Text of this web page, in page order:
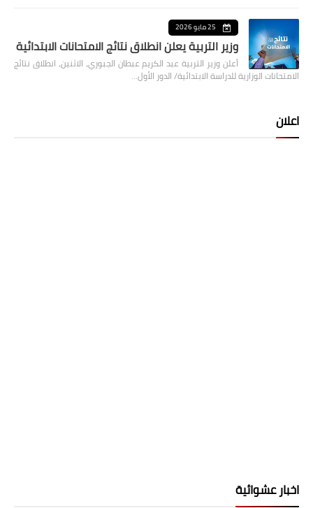
25 مايو 2026
وزير التربية يعلن انطلاق نتائج الامتحانات الابتدائية
أعلن وزير التربية عبد الكريم عبطان الجبوري، الاثنين، انطلاق نتائج
الامتحانات الوزارية للدراسة الابتدائية/ الدور الأول…
اعلان
اخبار عشوائية